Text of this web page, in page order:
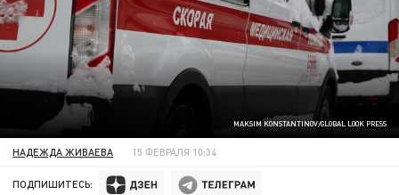
MAKSIM KONSTANTINOV/GLOBAL LOOK PRESS
НАДЕЖДА ЖИВАЕВА 15 ФЕВРАЛЯ 10:34
ПОДПИШИТЕСЬ: